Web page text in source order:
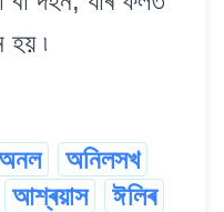
৷
অনিলসখ
আশ্ৰয়াস
ঈলিৰ